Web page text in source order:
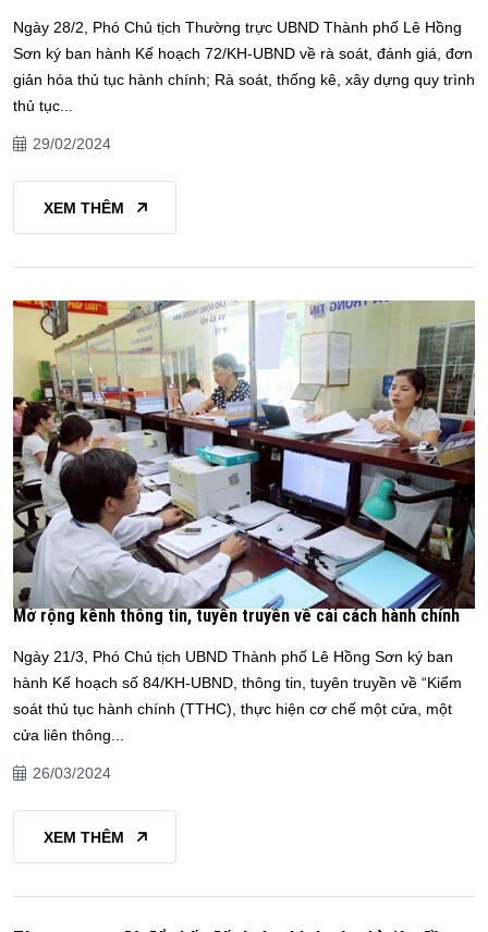
Ngày 28/2, Phó Chủ tịch Thường trực UBND Thành phố Lê Hồng
Sơn ký ban hành Kế hoạch 72/KH-UBND về rà soát, đánh giá, đơn
giản hóa thủ tục hành chính; Rà soát, thống kê, xây dựng quy trình
thủ tục...
29/02/2024
XEM THÊM
Mở rộng kênh thông tin, tuyên truyền về cải cách hành chính
Ngày 21/3, Phó Chủ tịch UBND Thành phố Lê Hồng Sơn ký ban
hành Kế hoạch số 84/KH-UBND, thông tin, tuyên truyền về “Kiểm
soát thủ tục hành chính (TTHC), thực hiện cơ chế một cửa, một
cửa liên thông...
26/03/2024
XEM THÊM